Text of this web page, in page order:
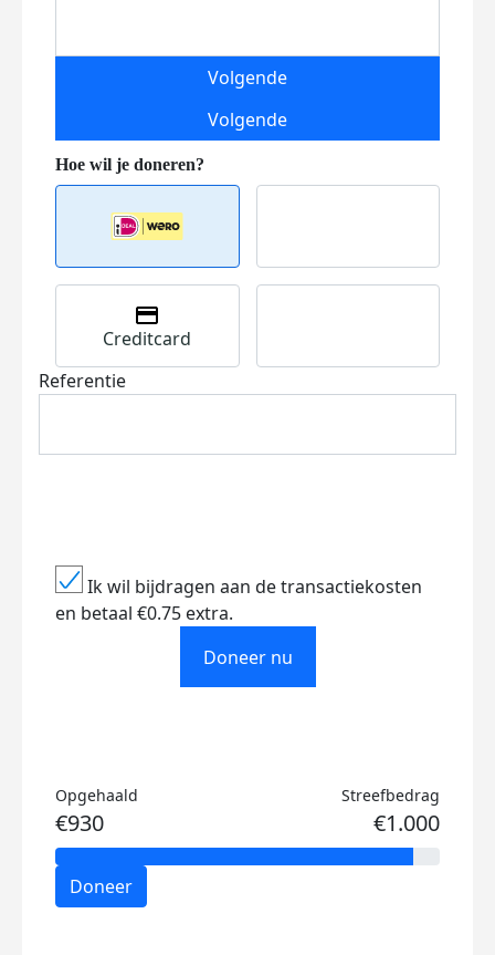
Volgende
Volgende
Creditcard
Referentie
Ik wil bijdragen aan de transactiekosten
en betaal €0.75 extra.
Doneer nu
Opgehaald
€930
Streefbedrag
€1.000
Doneer